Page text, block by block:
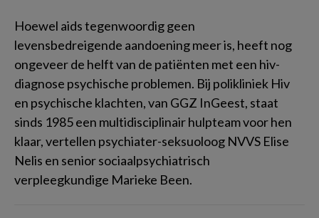
Hoewel aids tegenwoordig geen
levensbedreigende aandoening meer is, heeft nog
ongeveer de helft van de patiënten met een hiv-
diagnose psychische problemen. Bij polikliniek Hiv
en psychische klachten, van GGZ InGeest, staat
sinds 1985 een multidisciplinair hulpteam voor hen
klaar, vertellen psychiater-seksuoloog NVVS Elise
Nelis en senior sociaalpsychiatrisch
verpleegkundige Marieke Been.